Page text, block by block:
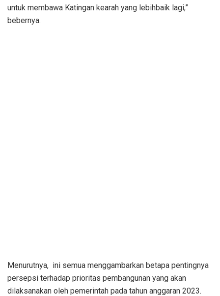
untuk membawa Katingan kearah yang lebihbaik lagi,”
bebernya.
Menurutnya, ini semua menggambarkan betapa pentingnya
persepsi terhadap prioritas pembangunan yang akan
dilaksanakan oleh pemerintah pada tahun anggaran 2023.